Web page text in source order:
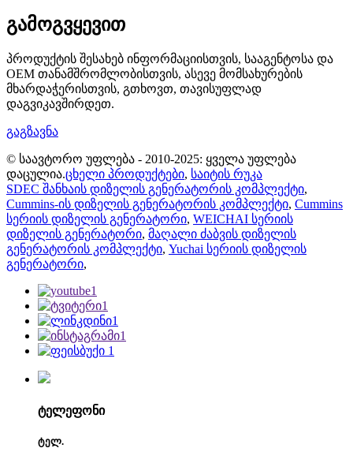
გამოგვყევით
პროდუქტის შესახებ ინფორმაციისთვის, სააგენტოსა და
OEM თანამშრომლობისთვის, ასევე მომსახურების
მხარდაჭერისთვის, გთხოვთ, თავისუფლად
დაგვიკავშირდეთ.
გაგზავნა
© საავტორო უფლება - 2010-2025: ყველა უფლება
დაცულია.ცხელი პროდუქტები, საიტის რუკა
SDEC შანხაის დიზელის გენერატორის კომპლექტი,
Cummins-ის დიზელის გენერატორის კომპლექტი, Cummins
სერიის დიზელის გენერატორი, WEICHAI სერიის
დიზელის გენერატორი, მაღალი ძაბვის დიზელის
გენერატორის კომპლექტი, Yuchai სერიის დიზელის
გენერატორი,
ტელეფონი
ტელ.